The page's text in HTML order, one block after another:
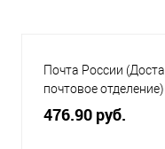
Почта России
почтовое отделение)
476.90 руб.